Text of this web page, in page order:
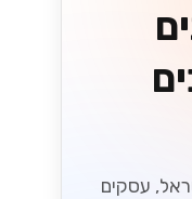
עסקים